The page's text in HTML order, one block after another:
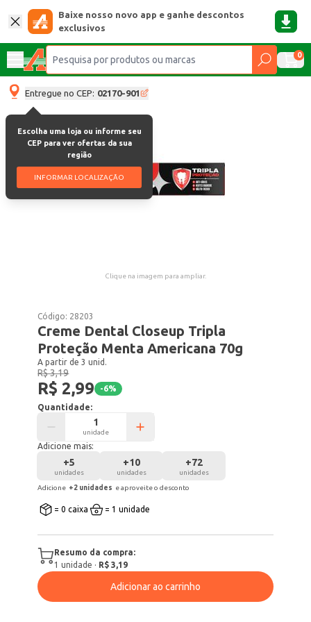
Baixe nosso novo app e ganhe descontos
exclusivos
0
Entregue no CEP: 02170-901
Escolha uma loja ou informe seu
CEP para ver ofertas da sua
região
INFORMAR LOCALIZAÇÃO
Clique na imagem para ampliar.
Código: 28203
Creme Dental Closeup Tripla
Proteção Menta Americana 70g
A partir de 3 unid.
R$ 3,19
R$ 2,99 -6%
Quantidade:
unidade
Adicione mais:
+5
unidades
+10
unidades
+72
unidades
Adicione +2 unidades e aproveite o desconto
= 0 caixa = 1 unidade
Resumo da compra:
1 unidade · R$ 3,19
Adicionar ao carrinho